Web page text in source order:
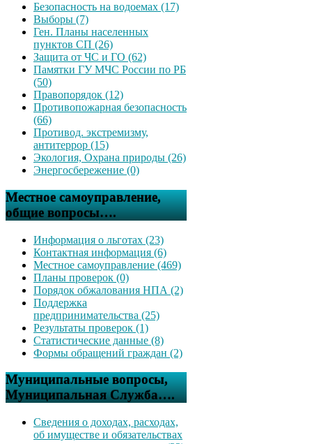
Безопасность на водоемах (17)
Выборы (7)
Ген. Планы населенных
пунктов СП (26)
Защита от ЧС и ГО (62)
Памятки ГУ МЧС России по РБ
(50)
Правопорядок (12)
Противопожарная безопасность
(66)
Противод. экстремизму,
антитеррор (15)
Экология, Охрана природы (26)
Энергосбережение (0)
Местное самоуправление,
общие вопросы….
Информация о льготах (23)
Контактная информация (6)
Местное самоуправление (469)
Планы проверок (0)
Порядок обжалования НПА (2)
Поддержка
предпринимательства (25)
Результаты проверок (1)
Статистические данные (8)
Формы обращений граждан (2)
Муниципальные вопросы,
Муниципальная Служба….
Сведения о доходах, расходах,
об имуществе и обязательствах